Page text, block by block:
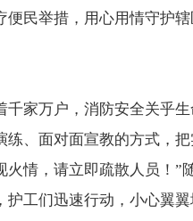
便民举措，用心用情守护
千家万户，消防安全关乎
练、面对面宣教的方式，
火情，请立即疏散人员！
护工们迅速行动，小心翼